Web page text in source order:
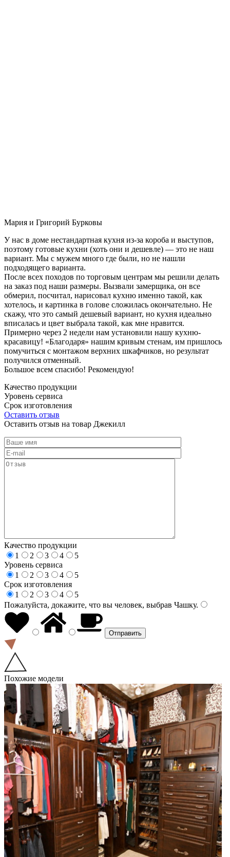
Мария и Григорий Бурковы
У нас в доме нестандартная кухня из-за короба и выступов,
поэтому готовые кухни (хоть они и дешевле) — это не наш
вариант. Мы с мужем много где были, но не нашли
подходящего варианта.
После всех походов по торговым центрам мы решили делать
на заказ под наши размеры. Вызвали замерщика, он все
обмерил, посчитал, нарисовал кухню именно такой, как
хотелось, и картинка в голове сложилась окончательно. Не
скажу, что это самый дешевый вариант, но кухня идеально
вписалась и цвет выбрала такой, как мне нравится.
Примерно через 2 недели нам установили нашу кухню-
красавицу! «Благодаря» нашим кривым стенам, им пришлось
помучиться с монтажом верхних шкафчиков, но результат
получился отменный.
Большое всем спасибо! Рекомендую!
Качество продукции
Уровень сервиса
Срок изготовления
Оставить отзыв
Оставить отзыв на товар Джекилл
Качество продукции
1
2 3 4
5
Уровень сервиса
1
2 3 4
5
Срок изготовления
1
2 3 4
5
Пожалуйста, докажите, что вы человек, выбрав Чашку.
Похожие модели